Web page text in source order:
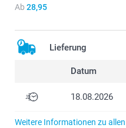
Ab 28,95
Lieferung
Datum
18.08.2026
Weitere Informationen zu